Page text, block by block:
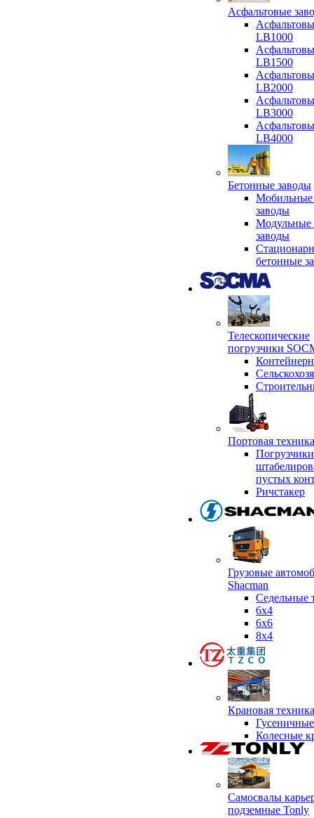
Асфальтовые
LB1000
LB1500
LB2000
LB3000
LB4000
Бетонные заводы
Мобильные
заводы
Модульные
заводы
бетонные
Телескопические
погрузчики
Портовая
пустых
Ричстакер
Грузовые
Shacman
Седельные
6х4
6x6
8x4
Крановая
Колесные
Самосвалы
подземные Tonly